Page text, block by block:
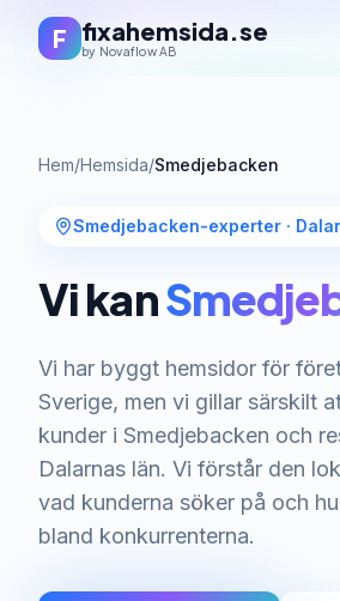
F fixahemsida.se
by Novaflow AB
Hem/Hemsida/Smedjebacken
Smedjebacken-experter ·
Vi kan
Vi har byggt hemsidor för
Sverige, men vi gillar särskilt
kunder i Smedjebacken och
Dalarnas län. Vi förstår den
vad kunderna söker på och
bland konkurrenterna.